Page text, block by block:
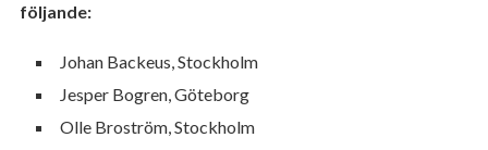
följande:
Johan Backeus, Stockholm
Jesper Bogren, Göteborg
Olle Broström, Stockholm